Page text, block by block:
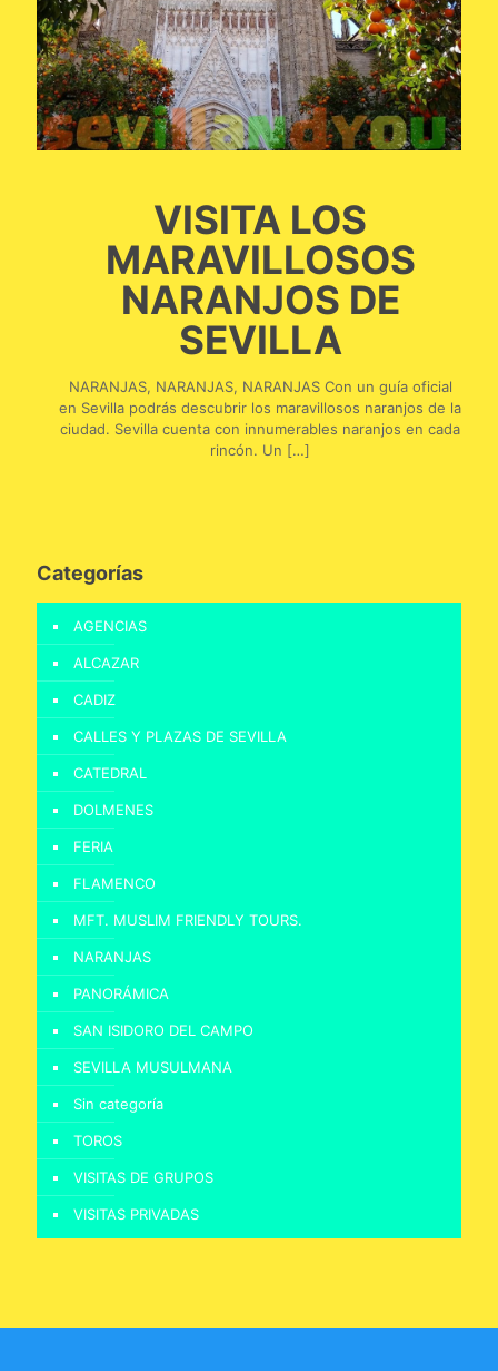
VISITA LOS
MARAVILLOSOS
NARANJOS DE
SEVILLA
NARANJAS, NARANJAS, NARANJAS Con un guía oficial
en Sevilla podrás descubrir los maravillosos naranjos de la
ciudad. Sevilla cuenta con innumerables naranjos en cada
rincón. Un […]
Categorías
AGENCIAS
ALCAZAR
CADIZ
CALLES Y PLAZAS DE SEVILLA
CATEDRAL
DOLMENES
FERIA
FLAMENCO
MFT. MUSLIM FRIENDLY TOURS.
NARANJAS
PANORÁMICA
SAN ISIDORO DEL CAMPO
SEVILLA MUSULMANA
Sin categoría
TOROS
VISITAS DE GRUPOS
VISITAS PRIVADAS